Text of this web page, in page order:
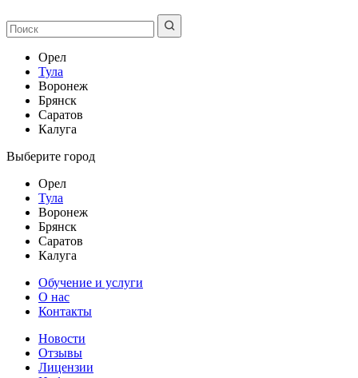
Орел
Тула
Воронеж
Брянск
Саратов
Калуга
Выберите город
Орел
Тула
Воронеж
Брянск
Саратов
Калуга
Обучение и услуги
О нас
Контакты
Новости
Отзывы
Лицензии